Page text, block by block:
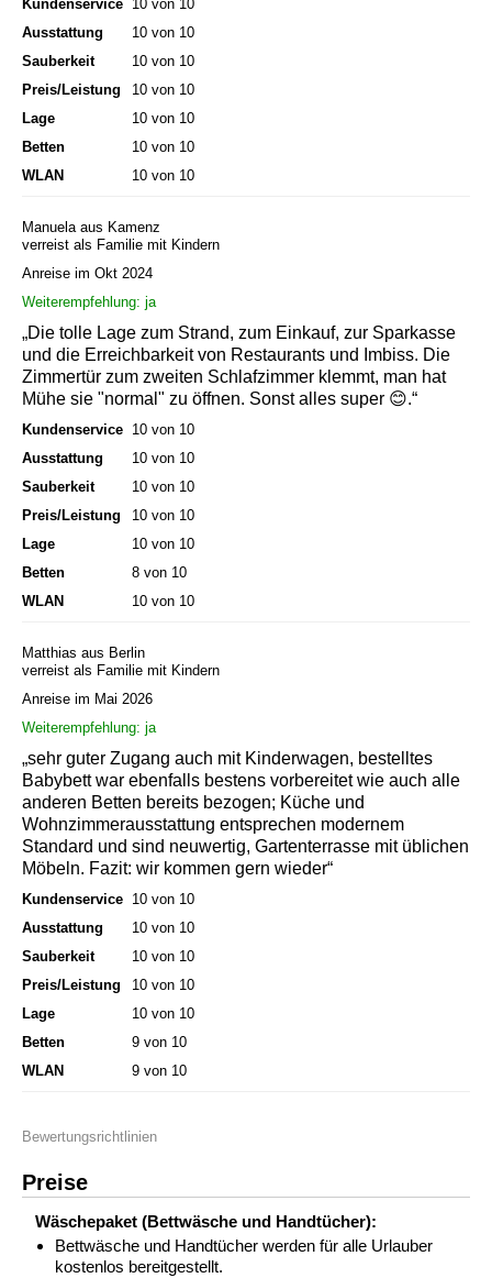
Kundenservice 10 von 10
Ausstattung
10 von 10
Sauberkeit
10 von 10
Preis/Leistung
10 von 10
Lage
10 von 10
Betten
10 von 10
WLAN
10 von 10
Manuela aus Kamenz
verreist als Familie mit Kindern
Anreise im Okt 2024
Weiterempfehlung: ja
„Die tolle Lage zum Strand, zum Einkauf, zur Sparkasse
und die Erreichbarkeit von Restaurants und Imbiss. Die
Zimmertür zum zweiten Schlafzimmer klemmt, man hat
Mühe sie "normal" zu öffnen. Sonst alles super 😊.“
Kundenservice 10 von 10
Ausstattung
10 von 10
Sauberkeit
10 von 10
Preis/Leistung
10 von 10
Lage
10 von 10
Betten
8 von 10
WLAN
10 von 10
Matthias aus Berlin
verreist als Familie mit Kindern
Anreise im Mai 2026
Weiterempfehlung: ja
„sehr guter Zugang auch mit Kinderwagen, bestelltes
Babybett war ebenfalls bestens vorbereitet wie auch alle
anderen Betten bereits bezogen; Küche und
Wohnzimmerausstattung entsprechen modernem
Standard und sind neuwertig, Gartenterrasse mit üblichen
Möbeln. Fazit: wir kommen gern wieder“
Kundenservice 10 von 10
Ausstattung
10 von 10
Sauberkeit
10 von 10
Preis/Leistung
10 von 10
Lage
10 von 10
Betten
9 von 10
WLAN
9 von 10
Bewertungsrichtlinien
Preise
Wäschepaket (Bettwäsche und Handtücher):
Bettwäsche und Handtücher werden für alle Urlauber
kostenlos bereitgestellt.